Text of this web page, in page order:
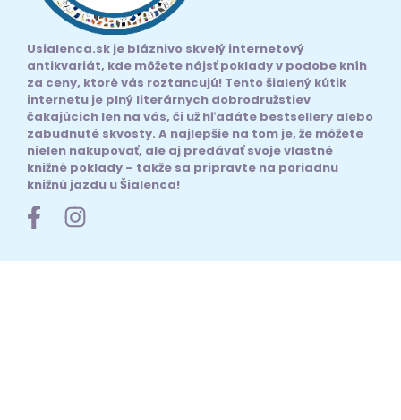
Usialenca.sk je bláznivo skvelý internetový
antikvariát, kde môžete nájsť poklady v podobe kníh
za ceny, ktoré vás roztancujú! Tento šialený kútik
internetu je plný literárnych dobrodružstiev
čakajúcich len na vás, či už hľadáte bestsellery alebo
zabudnuté skvosty. A najlepšie na tom je, že môžete
nielen nakupovať, ale aj predávať svoje vlastné
knižné poklady – takže sa pripravte na poriadnu
knižnú jazdu u Šialenca!